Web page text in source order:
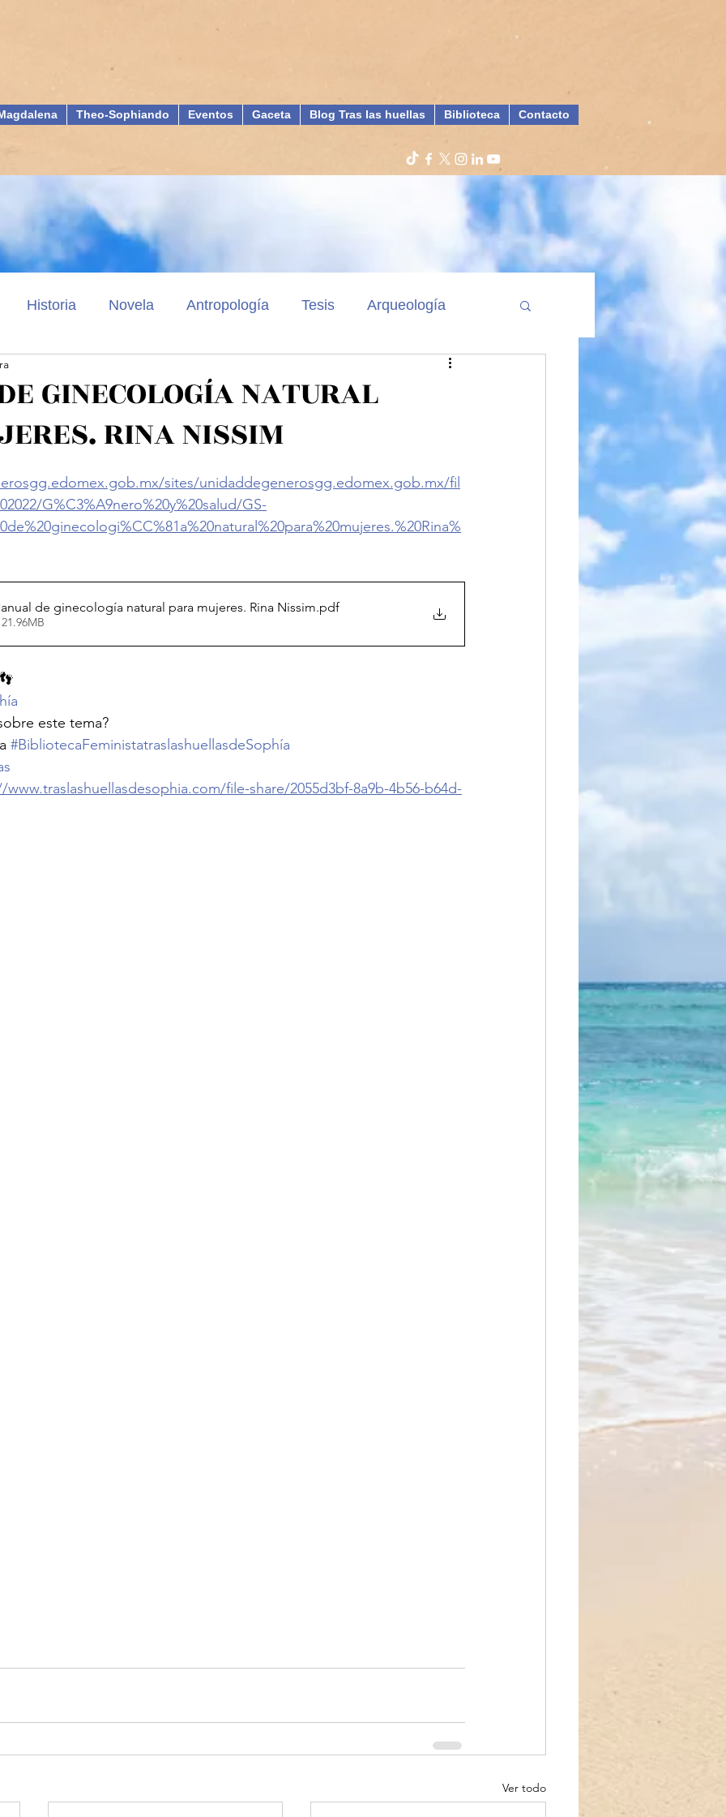
Theo-Sophiando Eventos Gaceta Blog Tras las huellas Biblioteca Contacto
Historia Novela Antropología Tesis Arqueología
Feminista
Arte Poesía Feminista
GINECOLOGÍA NATURAL
RINA NISSIM
sites/unidaddegenerosgg.edomex.gob.mx/fil
G%C3%A9nero%20y%20salud/GS-
Nissim, Rina. Manual de ginecología natural para mujeres. Rina Nissim.pdf
este tema?
#BibliotecaFeministatraslashuellasdeSophía
www.traslashuellasdesophia.com/file-share/2055d3bf-8a9b-4b56-b64d-
Ver todo